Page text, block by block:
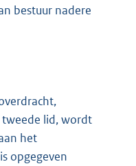
bestuur nadere
lid, wordt
het
opgegeven